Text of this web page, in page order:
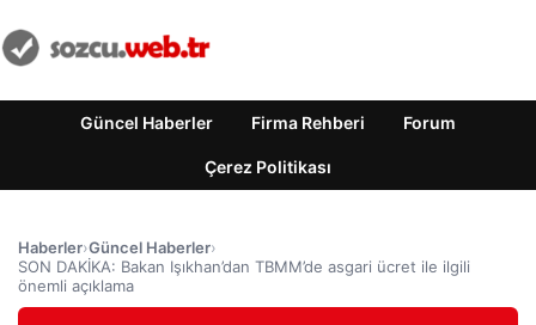
Güncel Haberler Firma Rehberi Forum
Çerez Politikası
Haberler›Güncel Haberler›
SON DAKİKA: Bakan Işıkhan’dan TBMM’de asgari ücret ile ilgili
önemli açıklama